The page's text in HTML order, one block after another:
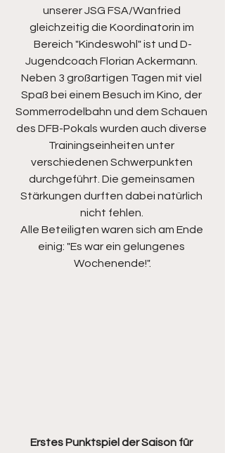
unserer JSG FSA/Wanfried
gleichzeitig die Koordinatorin im
Bereich "Kindeswohl" ist und D-
Jugendcoach Florian Ackermann.
Neben 3 großartigen Tagen mit viel
Spaß bei einem Besuch im Kino, der
Sommerrodelbahn und dem Schauen
des DFB-Pokals wurden auch diverse
Trainingseinheiten unter
verschiedenen Schwerpunkten
durchgeführt. Die gemeinsamen
Stärkungen durften dabei natürlich
nicht fehlen.
Alle Beteiligten waren sich am Ende
einig: "Es war ein gelungenes
Wochenende!".
Erstes Punktspiel der Saison für